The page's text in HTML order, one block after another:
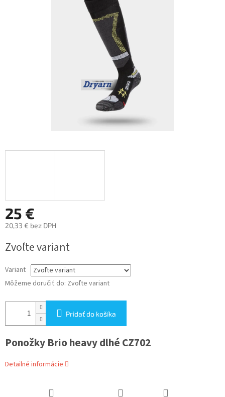
25 €
20,33 € bez DPH
cena:
Zvoľte variant
Variant
Môžeme doručiť do: Zvoľte variant
Pridať do košíka
Ponožky Brio heavy dlhé CZ702
Detailné informácie